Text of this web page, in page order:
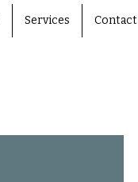
Services Contact